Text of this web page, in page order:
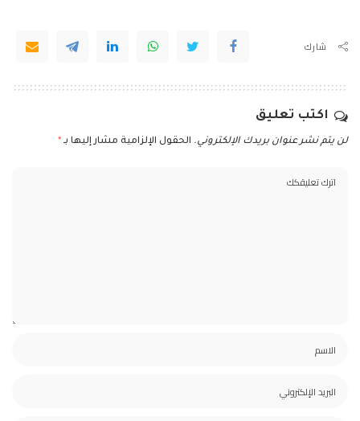
شارك
اكتب تعليق
لن يتم نشر عنوان بريدك الإلكتروني. الحقول الإلزامية مشار إليها بـ *